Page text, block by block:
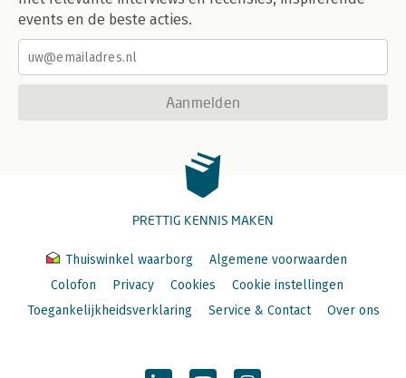
events en de beste acties.
Aanmelden
PRETTIG KENNIS MAKEN
Thuiswinkel waarborg
Algemene voorwaarden
Colofon
Privacy Cookies
Cookie instellingen
Toegankelijkheidsverklaring
Service & Contact Over ons